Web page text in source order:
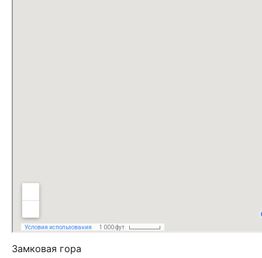
Замковая гора